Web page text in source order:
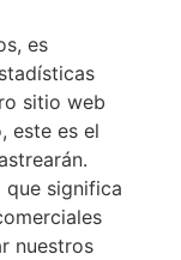
es
sitio web
este es el
que significa
nuestros